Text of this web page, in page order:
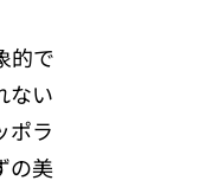
的で
ない
ポラ
の美